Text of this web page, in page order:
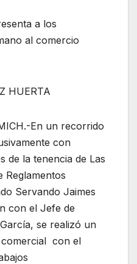
a los
al comercio
HUERTA
En un recorrido
con
de la tenencia de Las
Reglamentos
Servando Jaimes
con el Jefe de
se realizó un
con el